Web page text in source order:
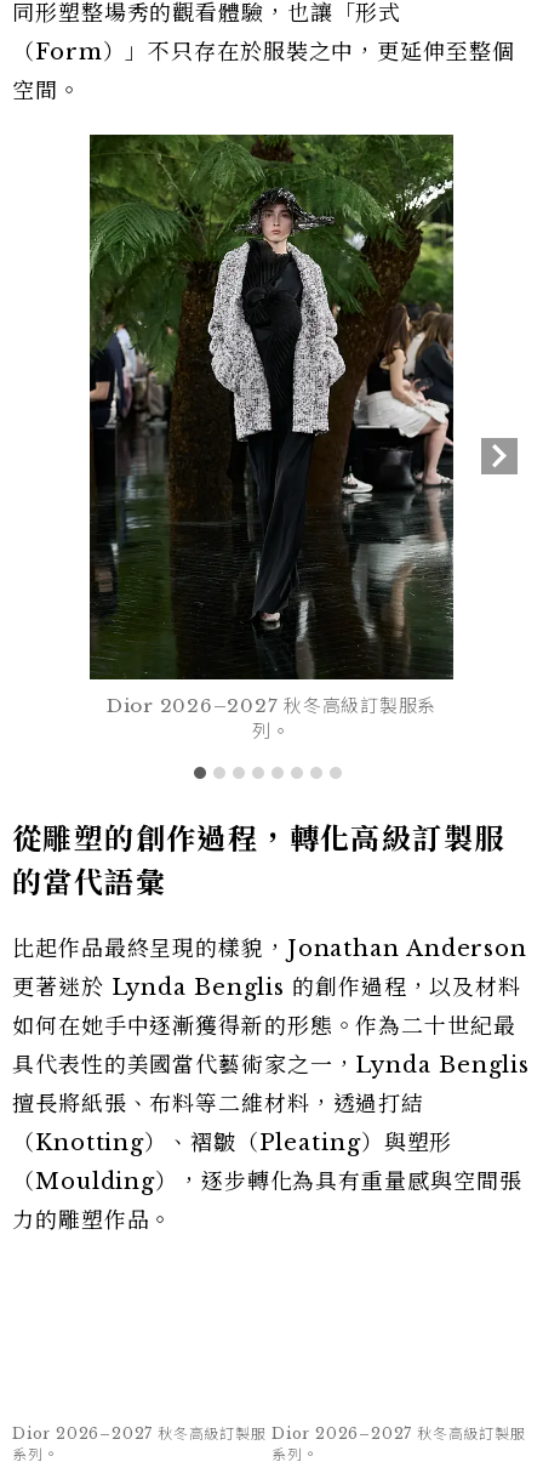
新構思了本季秀場空間。位於巴黎羅丹美術館庭園
中的 Pavilion，以黑色亮漆木打造，鏡面天花與
漆木地坪彼此映照，高聳的樹蕨（Tree Fern）如
雕塑般錯落其中，在自然光下構築出介於現代建
築、熱帶度假地景與藝術裝置之間的空間氛圍。植
物不只是場景的一部分，更與服裝、光線及人體共
同形塑整場秀的觀看體驗，也讓「形式
（Form）」不只存在於服裝之中，更延伸至整個
Dior 2026–2027 秋冬高級訂製服系
列。
從雕塑的創作過程，轉化高級訂製服
的當代語彙
比起作品最終呈現的樣貌，Jonathan Anderson
更著迷於 Lynda Benglis 的創作過程，以及材料
（Moulding），逐步轉化為具有重量感與空間張
力的雕塑作品。